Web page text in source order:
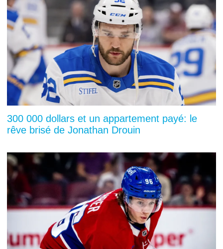
300 000 dollars et un appartement payé: le
rêve brisé de Jonathan Drouin